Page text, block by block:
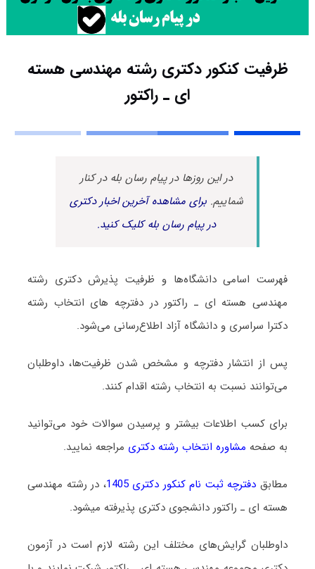
ظرفیت کنکور دکتری رشته مهندسی هسته
ای ـ راﻛﺘﻮر
در این روزها در پیام رسان بله در کنار
شماییم.برای مشاهده آخرین اخبار دکتری
در پیام رسان بله کلیک کنید.
فهرست اسامی دانشگاه‌ها و ظرفیت پذیرش دکتری رشته
مهندسی هسته ای ـ راﻛﺘﻮر در دفترچه های انتخاب رشته
دکترا سراسری و دانشگاه آزاد اطلاع‌رسانی می‌شود.
پس از انتشار دفترچه و مشخص شدن ظرفیت‌ها، داوطلبان
می‌توانند نسبت به انتخاب رشته اقدام کنند.
برای کسب اطلاعات بیشتر و پرسیدن سوالات خود می‌توانید
به صفحه مشاوره انتخاب رشته دکتری مراجعه نمایید.
مطابق دفترچه ثبت نام کنکور دکتری 1405
، در رشته مهندسی
هسته ای ـ راﻛﺘﻮر دانشجوی دکتری پذیرفته میشود.
داوطلبان گرایش‌های مختلف این رشته لازم است در آزمون